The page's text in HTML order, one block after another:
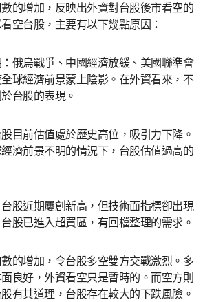
的增加，反映出外資對台股後市看空的
空台股，主要有以下幾點原因：
俄烏戰爭、中國經濟放緩、美國聯準會
球經濟前景蒙上陰影。在外資看來，不
台股的表現。
目前估值處於歷史高位，吸引力下降。
濟前景不明的情況下，台股估值過高的
股近期屢創新高，但技術面指標卻出現
股已進入超買區，有回檔整理的需求。
的增加，令台股多空雙方交戰激烈。多
良好，外資看空只是暫時的。而空方則
有其道理，台股存在較大的下跌風險。